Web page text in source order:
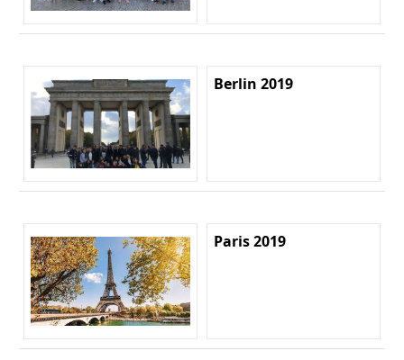
Berlin 2019
Paris 2019